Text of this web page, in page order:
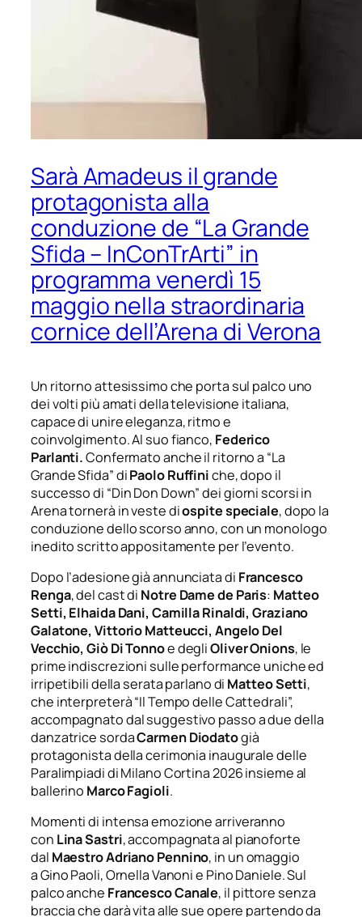
Sarà Amadeus il grande
protagonista alla
conduzione de “La Grande
Sfida – InConTrArti” in
programma venerdì 15
maggio nella straordinaria
cornice dell’Arena di Verona
Un ritorno attesissimo che porta sul palco uno
dei volti più amati della televisione italiana,
capace di unire eleganza, ritmo e
coinvolgimento. Al suo fianco, Federico
Parlanti.Confermato anche il ritorno a “La
Grande Sfida” diPaolo Ruffiniche,dopo il
successo di “Din Don Down” dei giorni scorsi in
Arena tornerà in veste diospite speciale, dopo la
conduzione dello scorso anno, con un monologo
inedito scritto appositamente per l’evento.
Dopo l’adesione già annunciata di Francesco
Renga, del cast di Notre Dame de Paris: Matteo
Setti, Elhaida Dani, Camilla Rinaldi, Graziano
Galatone, Vittorio Matteucci, Angelo Del
Vecchio, Giò Di Tonnoe degliOliver Onions, le
prime indiscrezioni sulle performance uniche ed
irripetibili della serata parlano di Matteo Setti,
che interpreterà “Il Tempo delle Cattedrali”,
accompagnato dal suggestivo passo a due della
danzatrice sordaCarmen Diodatogià
protagonista della cerimonia inaugurale delle
Paralimpiadi di Milano Cortina 2026 insieme al
ballerino Marco Fagioli.
Momenti di intensa emozione arriveranno
con Lina Sastri, accompagnata al pianoforte
dal MaestroAdriano Pennino, in un omaggio
a Gino Paoli, Ornella Vanoni e Pino Daniele. Sul
palco anche Francesco Canale, il pittore senza
braccia che darà vita alle sue opere partendo da